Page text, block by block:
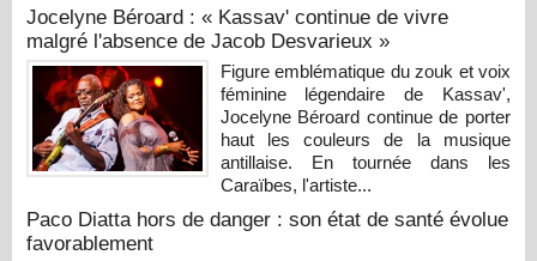
Jocelyne Béroard : « Kassav' continue de vivre
malgré l'absence de Jacob Desvarieux »
Figure emblématique du zouk et voix
féminine légendaire de Kassav',
Jocelyne Béroard continue de porter
haut les couleurs de la musique
antillaise. En tournée dans les
Caraïbes, l'artiste...
Paco Diatta hors de danger : son état de santé évolue
favorablement